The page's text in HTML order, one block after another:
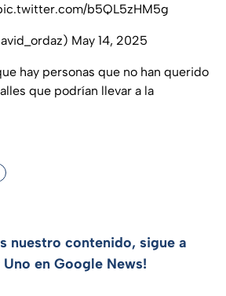
b5QL5zHM5g
May 14, 2025
hay personas que no han querido
que podrían llevar a la
nuestro contenido, sigue a
en Google News!